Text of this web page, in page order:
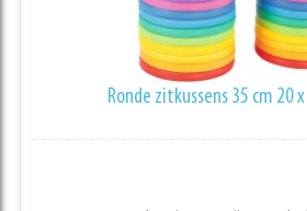
Ronde zitkussens 35 cm 20